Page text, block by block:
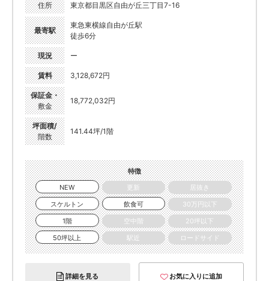
住所 東京都目黒区自由が丘三丁目7-16
最寄駅
東急東横線自由が丘駅
徒歩6分
現況 ー
賃料 3,128,672円
保証金・
敷金
18,772,032円
坪面積/
階数
141.44坪/1階
特徴
NEW
更新
居抜き
スケルトン
飲食可
30万円以下
1階
空中階
20坪以下
50坪以上
駅近 ロードサイド
詳細を見る お気に入りに追加